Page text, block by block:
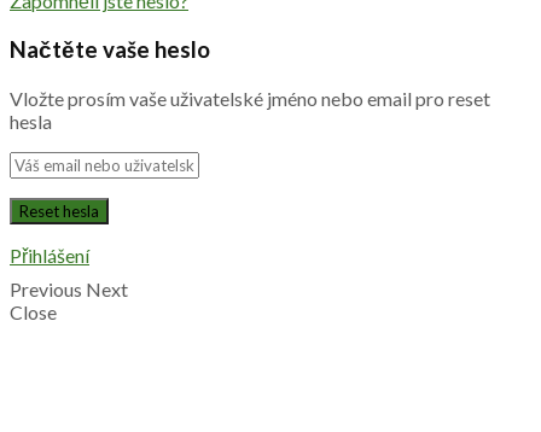
Načtěte vaše heslo
Vložte prosím vaše uživatelské jméno nebo email pro reset
hesla
Přihlášení
Previous Next
Close